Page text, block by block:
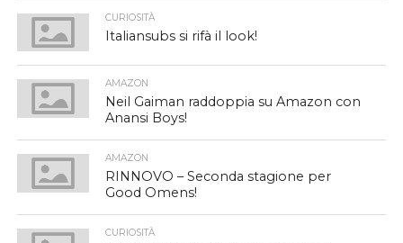
CURIOSITÀ
Italiansubs si rifà il look!
AMAZON
Neil Gaiman raddoppia su Amazon con
Anansi Boys!
AMAZON
RINNOVO – Seconda stagione per
Good Omens!
CURIOSITÀ